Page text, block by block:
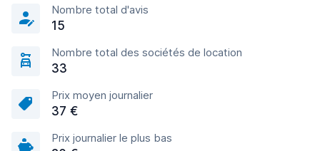
Nombre total d'avis
15
Nombre total des sociétés de location
33
Prix moyen journalier
37 €
Prix journalier le plus bas